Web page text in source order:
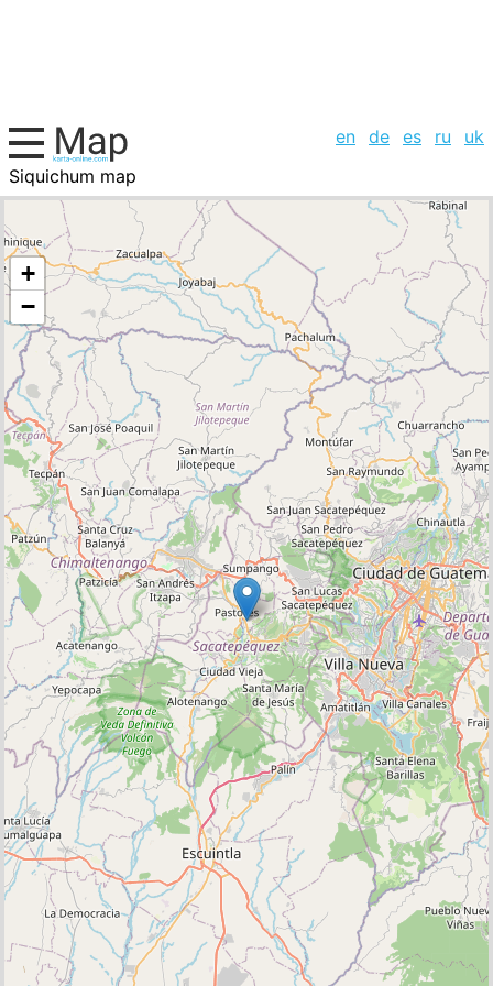
en de es ru
uk
Siquichum map
Guatemala, cities list
+
−